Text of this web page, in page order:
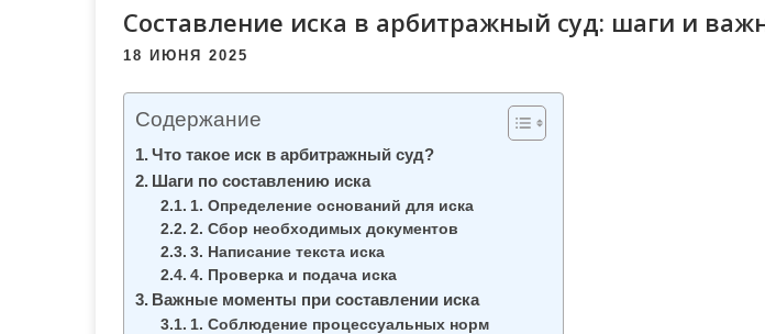
Составление иска в арбитражный суд: шаги и
18 ИЮНЯ 2025
Содержание
Что такое иск в арбитражный суд?
Шаги по составлению иска
1. Определение оснований для иска
2. Сбор необходимых документов
3. Написание текста иска
4. Проверка и подача иска
Важные моменты при составлении иска
1. Соблюдение процессуальных норм